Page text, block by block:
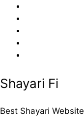
content
Shayari Fi
Best Shayari Website